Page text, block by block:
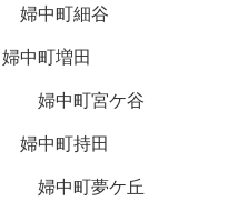
婦中町細谷
婦中町増田
婦中町宮ケ谷
婦中町持田
婦中町夢ケ丘